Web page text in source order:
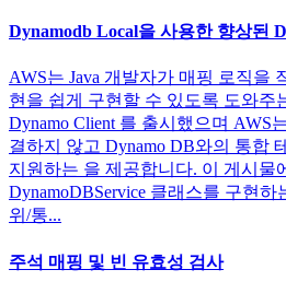
Dynamodb Local을 사용한 향상된
AWS는 Java 개발자가 매핑 로직을
현을 쉽게 구현할 수 있도록 도와주
Dynamo Client 를 출시했으며 AWS
결하지 않고 Dynamo DB와의 통합
지원하는 을 제공합니다. 이 게시물
DynamoDBService 클래스를 구현
위/통...
주석 매핑 및 빈 유효성 검사